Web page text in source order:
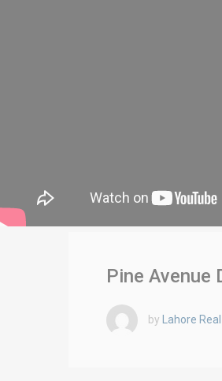
Pine Avenue
by Lahore